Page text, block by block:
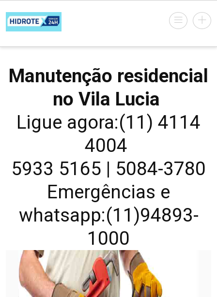
Manutenção residencial
no Vila Lucia
Ligue agora:(11) 4114
4004
5933 5165 | 5084-3780
Emergências e
whatsapp:(11)94893-
1000